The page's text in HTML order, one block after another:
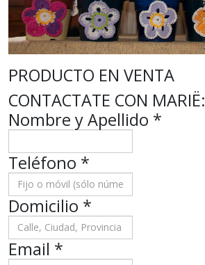
PRODUCTO EN VENTA
CONTACTATE CON MARIË:
Nombre y Apellido *
Teléfono *
Domicilio *
Email *